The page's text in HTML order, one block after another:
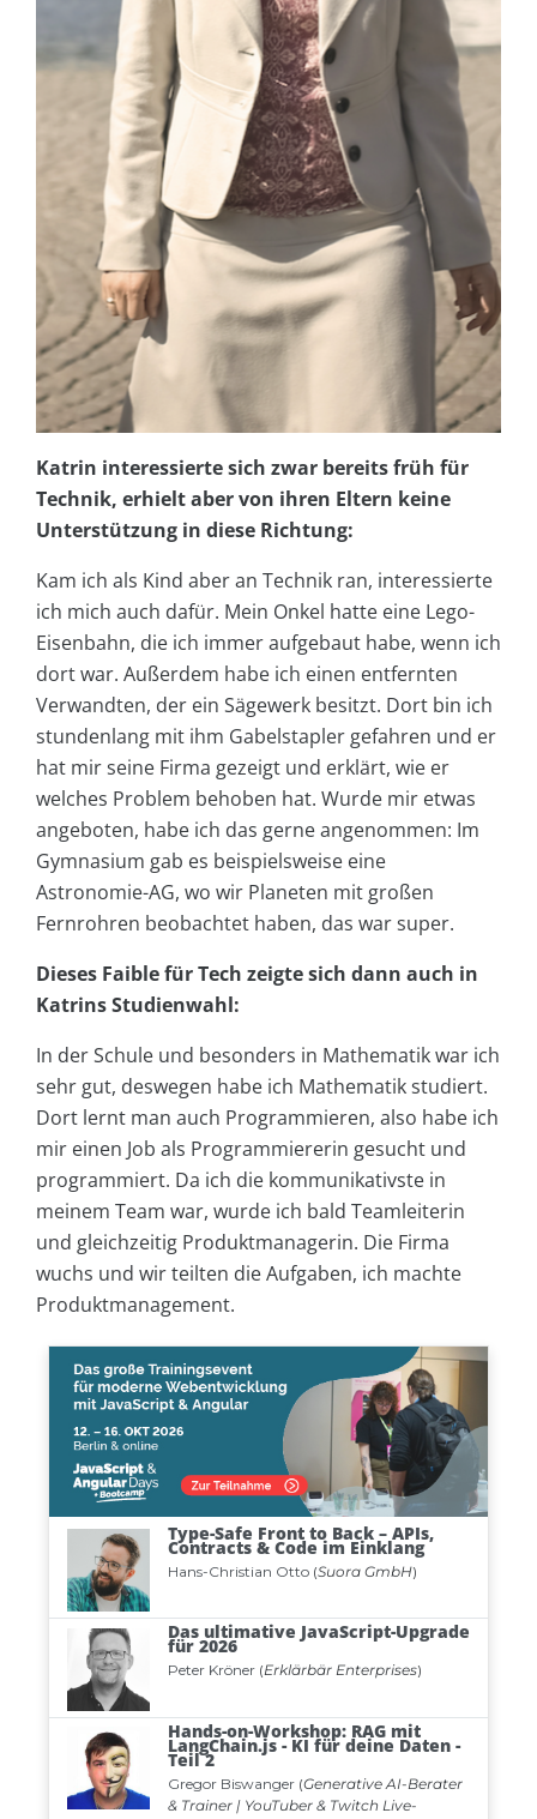
Katrin interessierte sich zwar bereits früh für
Technik, erhielt aber von ihren Eltern keine
Unterstützung in diese Richtung:
Kam ich als Kind aber an Technik ran, interessierte
ich mich auch dafür. Mein Onkel hatte eine Lego-
Eisenbahn, die ich immer aufgebaut habe, wenn ich
dort war. Außerdem habe ich einen entfernten
Verwandten, der ein Sägewerk besitzt. Dort bin ich
stundenlang mit ihm Gabelstapler gefahren und er
hat mir seine Firma gezeigt und erklärt, wie er
welches Problem behoben hat. Wurde mir etwas
angeboten, habe ich das gerne angenommen: Im
Gymnasium gab es beispielsweise eine
Astronomie-AG, wo wir Planeten mit großen
Fernrohren beobachtet haben, das war super.
Dieses Faible für Tech zeigte sich dann auch in
Katrins Studienwahl:
In der Schule und besonders in Mathematik war ich
sehr gut, deswegen habe ich Mathematik studiert.
Dort lernt man auch Programmieren, also habe ich
mir einen Job als Programmiererin gesucht und
programmiert. Da ich die kommunikativste in
meinem Team war, wurde ich bald Teamleiterin
und gleichzeitig Produktmanagerin. Die Firma
wuchs und wir teilten die Aufgaben, ich machte
Produktmanagement.